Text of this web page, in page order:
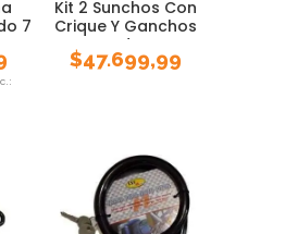
7
Kit 2 Sunchos Con
Crique Y Ganchos
Goodyear
$47.699,99